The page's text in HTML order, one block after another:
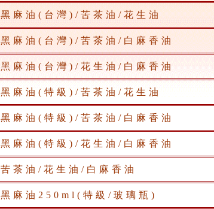
黑麻油(台灣)/苦茶油/花生油
黑麻油(台灣)/苦茶油/白麻香油
黑麻油(台灣)/花生油/白麻香油
黑麻油(特級)/苦茶油/花生油
黑麻油(特級)/苦茶油/白麻香油
黑麻油(特級)/花生油/白麻香油
苦茶油/花生油/白麻香油
黑麻油250ml(特級/玻璃瓶)